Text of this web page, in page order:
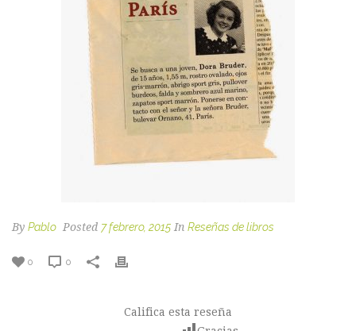
By Pablo Posted 7 febrero, 2015 In Reseñas de libros
0 0
Califica esta reseña